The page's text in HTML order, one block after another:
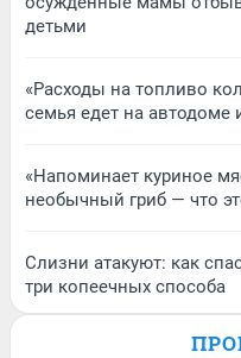
детьми
«Расходы на топливо
семья едет на
«Напоминает куриное
необычный гриб — что
Слизни атакуют: как
три копеечных способа